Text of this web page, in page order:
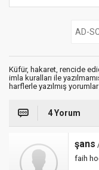
Küfür, hakaret, rencide
imla kuralları ile
harflerle yazılmış
4 Yorum
şans
faih